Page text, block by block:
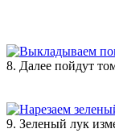
8. Далее пойдут
9. Зеленый лук